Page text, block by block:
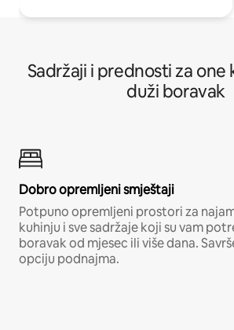
Sadržaji i prednosti za one
duži boravak
Dobro opremljeni smještaji
Potpuno opremljeni prostori za
kuhinju i sve sadržaje koji su vam
boravak od mjesec ili više dana.
opciju podnajma.